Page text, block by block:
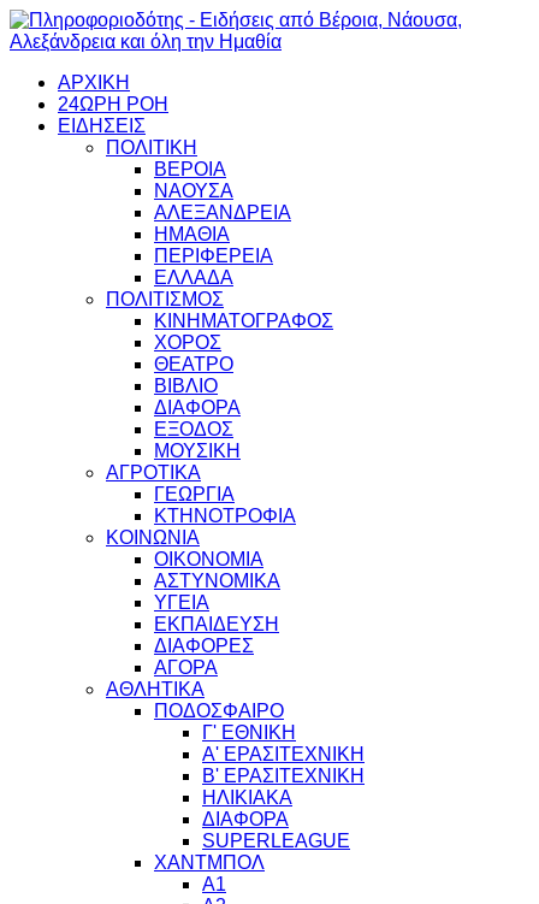
ΑΡΧΙΚΗ
24ΩΡΗ ΡΟΗ
ΕΙΔΗΣΕΙΣ
ΠΟΛΙΤΙΚΗ
ΒΕΡΟΙΑ
ΝΑΟΥΣΑ
ΑΛΕΞΑΝΔΡΕΙΑ
ΗΜΑΘΙΑ
ΠΕΡΙΦΕΡΕΙΑ
ΕΛΛΑΔΑ
ΠΟΛΙΤΙΣΜΟΣ
ΚΙΝΗΜΑΤΟΓΡΑΦΟΣ
ΧΟΡΟΣ
ΘΕΑΤΡΟ
ΒΙΒΛΙΟ
ΔΙΑΦΟΡΑ
ΕΞΟΔΟΣ
ΜΟΥΣΙΚΗ
ΑΓΡΟΤΙΚΑ
ΓΕΩΡΓΙΑ
ΚΤΗΝΟΤΡΟΦΙΑ
ΚΟΙΝΩΝΙΑ
ΟΙΚΟΝΟΜΙΑ
ΑΣΤΥΝΟΜΙΚΑ
ΥΓΕΙΑ
ΕΚΠΑΙΔΕΥΣΗ
ΔΙΑΦΟΡΕΣ
ΑΓΟΡΑ
ΑΘΛΗΤΙΚΑ
ΠΟΔΟΣΦΑΙΡΟ
Γ' ΕΘΝΙΚΗ
Α' ΕΡΑΣΙΤΕΧΝΙΚΗ
Β' ΕΡΑΣΙΤΕΧΝΙΚΗ
ΗΛΙΚΙΑΚΑ
ΔΙΑΦΟΡΑ
SUPERLEAGUE
ΧΑΝΤΜΠΟΛ
Α1